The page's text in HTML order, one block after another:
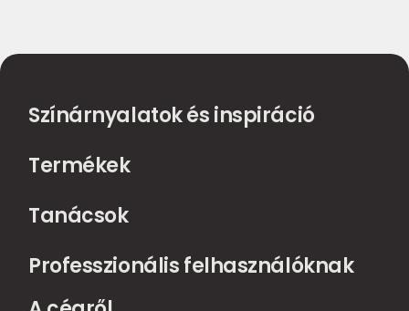
Színárnyalatok és inspiráció
Termékek
Tanácsok
Professzionális felhasználóknak